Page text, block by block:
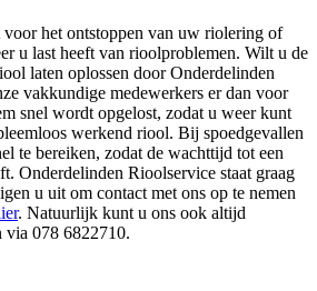
het ontstoppen van uw riolering of
u last heeft van rioolproblemen. Wilt u de
laten oplossen door Onderdelinden
vakkundige medewerkers er dan voor
snel wordt opgelost, zodat u weer kunt
werkend riool. Bij spoedgevallen
te bereiken, zodat de wachttijd tot een
Onderdelinden Rioolservice staat graag
u uit om contact met ons op te nemen
. Natuurlijk kunt u ons ook altijd
via 078 6822710.